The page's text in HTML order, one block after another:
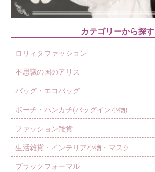
カテゴリーから探す
ロリィタファッション
不思議の国のアリス
バッグ・エコバッグ
ポーチ・ハンカチ(バッグイン小物)
ファッション雑貨
生活雑貨・インテリア小物・マスク
ブラックフォーマル